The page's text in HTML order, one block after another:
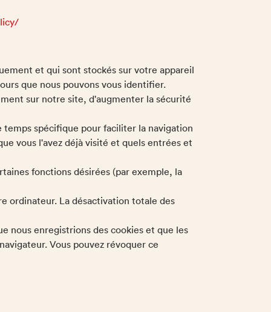
et qui sont stockés sur votre appareil
que nous pouvons vous identifier.
sur notre site, d'augmenter la sécurité
spécifique pour faciliter la navigation
vous l'avez déjà visité et quels entrées et
fonctions désirées (par exemple, la
ordinateur. La désactivation totale des
nous enregistrions des cookies et que les
Vous pouvez révoquer ce